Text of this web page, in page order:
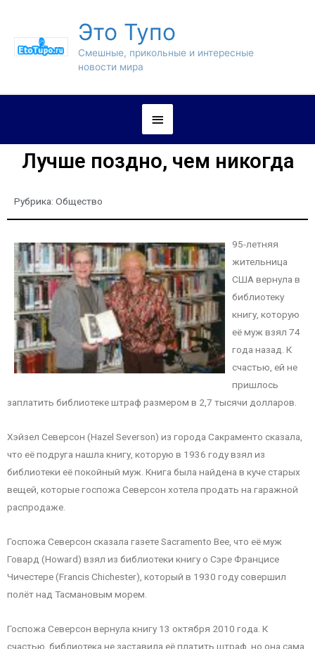
Это Тупо
Смешные, прикольные и интересные
новости мира
Лучше поздно, чем никогда
Рубрика: Общество
95-летняя
жительница
США вернула в
библиотеку
книгу, которую
её муж взял 74
года назад. К
счастью, ей не
пришлось
заплатить библиотеке штраф размером в 2,7 тысячи долларов.
Хэйзел Северсон (Hazel Severson) из города Сакраменто сказала,
что её подруга нашла книгу, которую в 1936 году взял из
библиотеки её покойный муж. Книга была найдена в куче старых
вещей, которые госпожа Северсон хотела продать на гаражной
распродаже.
Госпожа Северсон сказала газете Sacramento Bee, что её муж
Говард (Howard) взял из библиотеки книгу о Сэре Францисе
Чичестере (Francis Chichester), который в 1930 году совершил
полёт над Тасмановым морем.
Госпожа Северсон вернула книгу 13 октября 2010 года. К
счастью, библиотека не заставила её платить штраф, но она сама